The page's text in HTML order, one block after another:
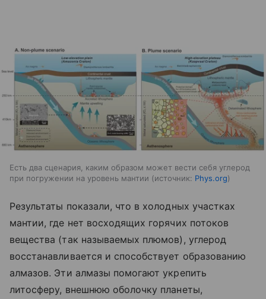
Есть два сценария, каким образом может вести себя углерод
при погружении на уровень мантии
источник: Phys.org
Результаты показали, что в холодных участках
мантии, где нет восходящих горячих потоков
вещества (так называемых плюмов), углерод
восстанавливается и способствует образованию
алмазов. Эти алмазы помогают укрепить
литосферу, внешнюю оболочку планеты,